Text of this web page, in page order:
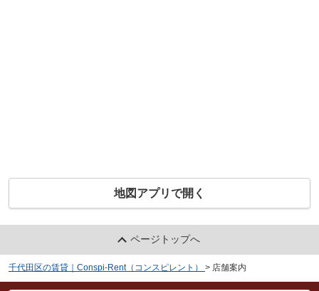
地図アプリで開く
ページトップへ
千代田区の賃貸｜Conspi-Rent（コンスピレント） > 店舗案内